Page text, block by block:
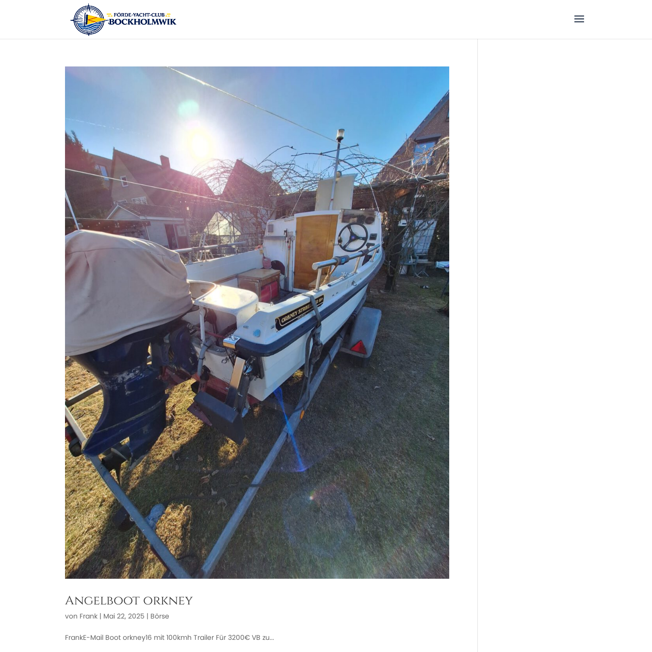
Angelboot orkney
von Frank | Mai 22, 2025 | Börse
FrankE-Mail Boot orkney16 mit 100kmh Trailer Für 3200€ VB zu...